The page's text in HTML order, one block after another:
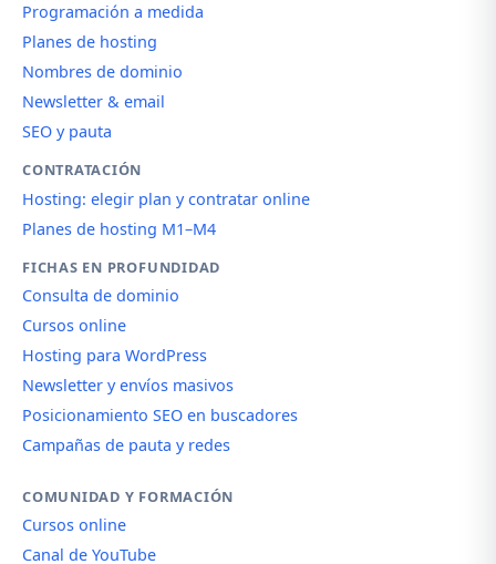
Programación a medida
Planes de hosting
Nombres de dominio
Newsletter & email
SEO y pauta
CONTRATACIÓN
Hosting: elegir plan y contratar online
Planes de hosting M1–M4
FICHAS EN PROFUNDIDAD
Consulta de dominio
Cursos online
Hosting para WordPress
Newsletter y envíos masivos
Posicionamiento SEO en buscadores
Campañas de pauta y redes
COMUNIDAD Y FORMACIÓN
Cursos online
Canal de YouTube